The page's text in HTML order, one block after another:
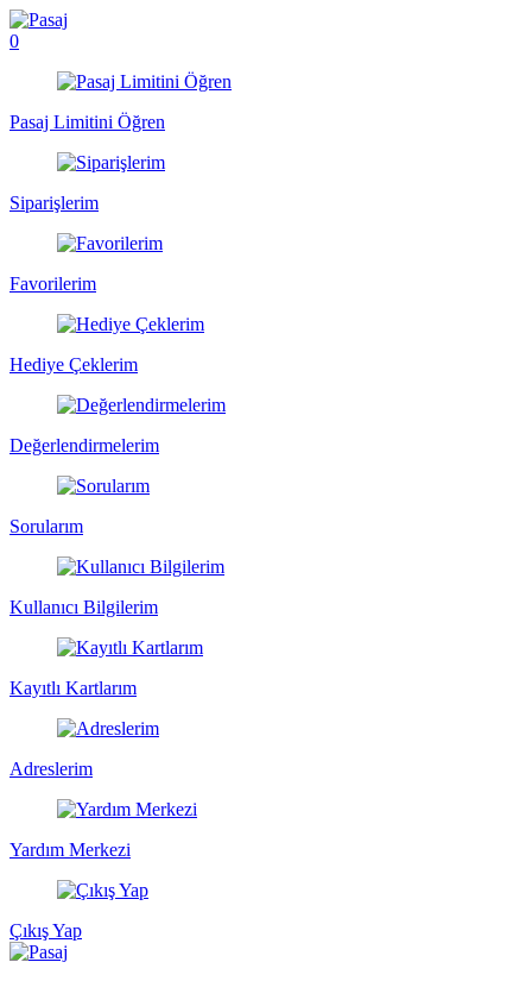
0
Pasaj Limitini Öğren
Siparişlerim
Favorilerim
Hediye Çeklerim
Değerlendirmelerim
Sorularım
Kullanıcı Bilgilerim
Kayıtlı Kartlarım
Adreslerim
Yardım Merkezi
Çıkış Yap